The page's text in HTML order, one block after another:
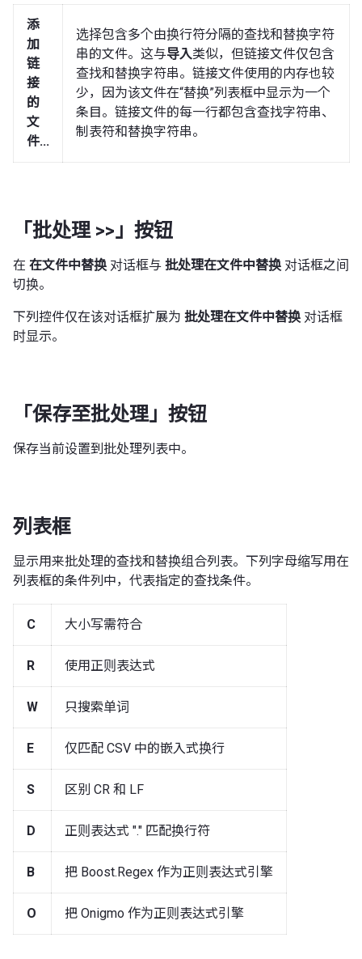
添
加
链
接
的
文
件...
选择包含多个由换行符分隔的查找和替换字符
串的文件。这与导入类似，但链接文件仅包含
查找和替换字符串。链接文件使用的内存也较
少，因为该文件在“替换”列表框中显示为一个
条目。链接文件的每一行都包含查找字符串、
制表符和替换字符串。
「批处理 >>」按钮
在 在文件中替换 对话框与 批处理在文件中替换 对话框之间
切换。
下列控件仅在该对话框扩展为 批处理在文件中替换 对话框
时显示。
「保存至批处理」按钮
保存当前设置到批处理列表中。
列表框
显示用来批处理的查找和替换组合列表。下列字母缩写用在
列表框的条件列中，代表指定的查找条件。
C 大小写需符合
R 使用正则表达式
W 只搜索单词
E 仅匹配 CSV 中的嵌入式换行
S 区别 CR 和 LF
D 正则表达式 "." 匹配换行符
B 把 Boost.Regex 作为正则表达式引擎
O 把 Onigmo 作为正则表达式引擎